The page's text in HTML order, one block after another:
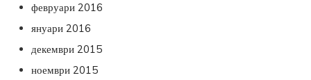
февруари 2016
януари 2016
декември 2015
ноември 2015